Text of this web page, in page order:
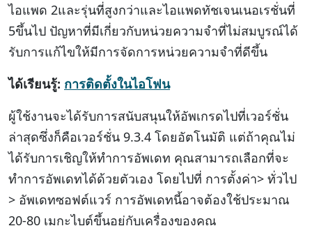
ไอแพด 2และรุ่นที่สูงกว่าและไอแพดทัชเจนเนอเรชั่นที่
5ขึ้นไป ปัญหาที่มีเกี่ยวกับหน่วยความจำที่ไม่สมบูรณ์ได้
รับการแก้ไขให้มีการจัดการหน่วยความจำที่ดีขึ้น
ได้เรียนรู้: การติดตั้งในไอโฟน
ผู้ใช้งานจะได้รับการสนับสนุนให้อัพเกรดไปที่เวอร์ชั่น
ล่าสุดซึ่งก็คือเวอร์ชั่น 9.3.4 โดยอัตโนมัติ แต่ถ้าคุณไม่
ได้รับการเชิญให้ทำการอัพเดท คุณสามารถเลือกที่จะ
ทำการอัพเดทได้ด้วยตัวเอง โดยไปที่ การตั้งค่า> ทั่วไป
> อัพเดทซอฟต์แวร์ การอัพเดทนี้อาจต้องใช้ประมาณ
20-80 เมกะไบต์ขึ้นอยู่กับเครื่องของคุณ